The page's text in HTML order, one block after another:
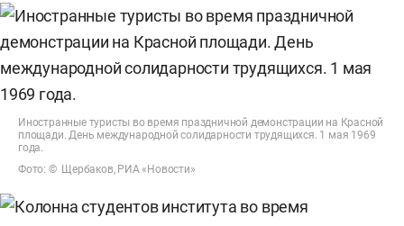
Иностранные туристы во время праздничной демонстрации на Красной
площади. День международной солидарности трудящихся. 1 мая 1969
года.
Фото: © Щербаков, РИА «Новости»